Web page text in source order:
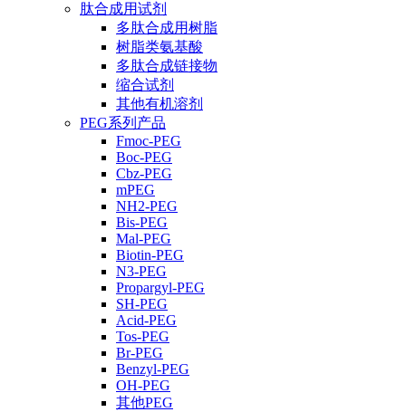
肽合成用试剂
多肽合成用树脂
树脂类氨基酸
多肽合成链接物
缩合试剂
其他有机溶剂
PEG系列产品
Fmoc-PEG
Boc-PEG
Cbz-PEG
mPEG
NH2-PEG
Bis-PEG
Mal-PEG
Biotin-PEG
N3-PEG
Propargyl-PEG
SH-PEG
Acid-PEG
Tos-PEG
Br-PEG
Benzyl-PEG
OH-PEG
其他PEG